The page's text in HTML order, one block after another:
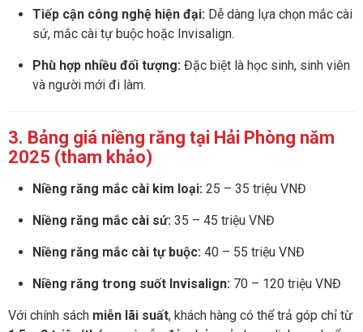
Tiếp cận công nghệ hiện đại: Dễ dàng lựa chọn mắc cài
sứ, mắc cài tự buộc hoặc Invisalign.
Phù hợp nhiều đối tượng: Đặc biệt là học sinh, sinh viên
và người mới đi làm.
3. Bảng giá niềng răng tại Hải Phòng năm
2025 (tham khảo)
Niềng răng mắc cài kim loại: 25 – 35 triệu VNĐ
Niềng răng mắc cài sứ: 35 – 45 triệu VNĐ
Niềng răng mắc cài tự buộc: 40 – 55 triệu VNĐ
Niềng răng trong suốt Invisalign: 70 – 120 triệu VNĐ
Với chính sách miễn lãi suất, khách hàng có thể trả góp chỉ từ